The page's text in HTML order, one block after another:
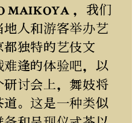
MAIKOYA ，我们
人和游客举办艺
独特的艺伎文
逢的体验吧，以
讨会上，舞妓将
。这是一种类似